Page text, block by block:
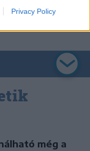
Privacy Policy
még a